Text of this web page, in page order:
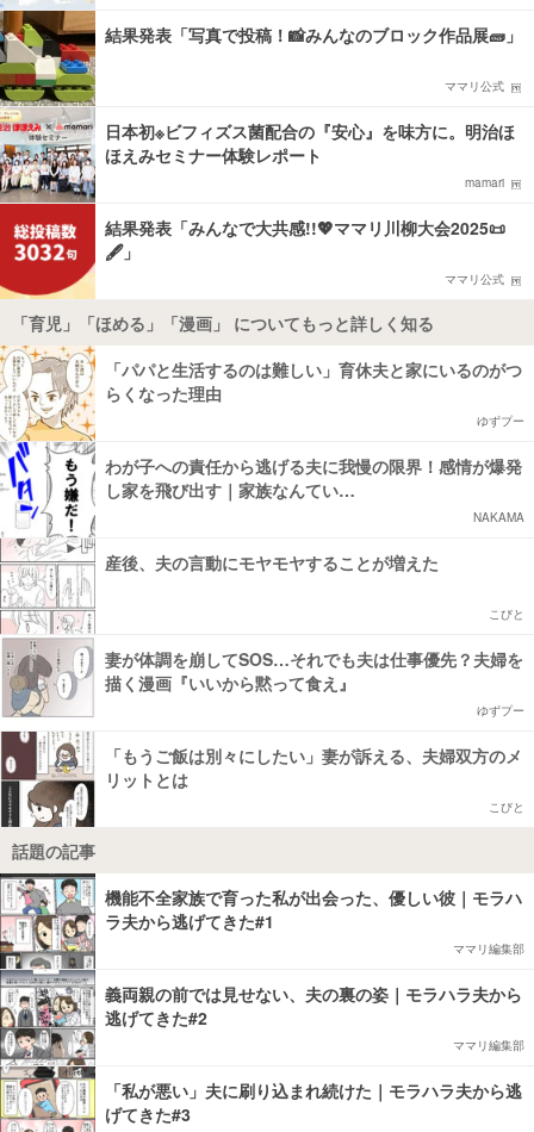
結果発表「写真で投稿！📸みんなのブロック作品展🧱」
ママリ公式
日本初※ビフィズス菌配合の『安心』を味方に。明治ほ
ほえみセミナー体験レポート
mamari
結果発表「みんなで大共感!!💖ママリ川柳大会2025📜
🖋️」
ママリ公式
「育児」「ほめる」「漫画」 についてもっと詳しく知る
「パパと生活するのは難しい」育休夫と家にいるのがつ
らくなった理由
ゆずプー
わが子への責任から逃げる夫に我慢の限界！感情が爆発
し家を飛び出す｜家族なんてい…
NAKAMA
産後、夫の言動にモヤモヤすることが増えた
こびと
妻が体調を崩してSOS…それでも夫は仕事優先？夫婦を
描く漫画『いいから黙って食え』
ゆずプー
「もうご飯は別々にしたい」妻が訴える、夫婦双方のメ
リットとは
こびと
話題の記事
機能不全家族で育った私が出会った、優しい彼｜モラハ
ラ夫から逃げてきた#1
ママリ編集部
義両親の前では見せない、夫の裏の姿｜モラハラ夫から
逃げてきた#2
ママリ編集部
「私が悪い」夫に刷り込まれ続けた｜モラハラ夫から逃
げてきた#3